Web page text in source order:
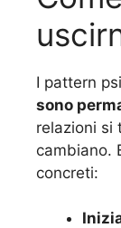
I pattern
sono
relazioni si
cambiano.
concreti: